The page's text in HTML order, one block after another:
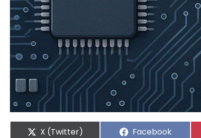
X (Twitter) Facebook